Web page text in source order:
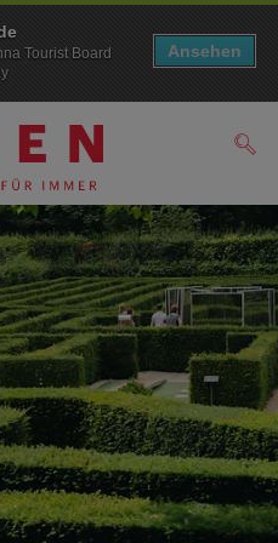
Tourist Board
Ansehen